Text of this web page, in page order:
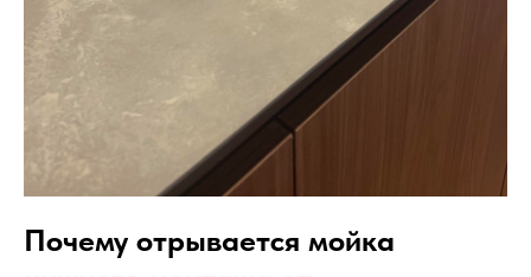
Почему отрывается мойка